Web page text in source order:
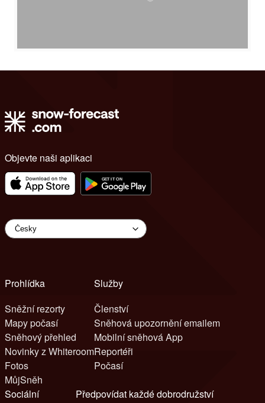
Objevte naši aplikaci
Prohlídka
Sněžní rezorty
Mapy počasí
Sněhový přehled
Novinky z Whiteroom
Fotos
MůjSněh
Služby
Členství
Sněhová upozornění emailem
Mobilní sněhová App
Reportéři
Počasí
Sociální
Předpovídat každé dobrodružství